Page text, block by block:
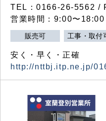
TEL：0166-26-5562 /
営業時間：9:00〜18:00
販売可 工事・取付
安く・早く・正確
http://nttbj.itp.ne.jp/